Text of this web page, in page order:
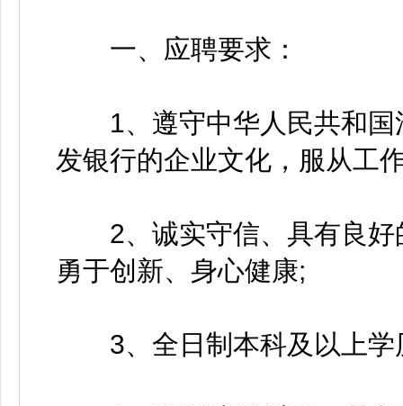
一、应聘要求：
1、遵守中华人民共和国
发银行的企业文化，服从工
2、诚实守信、具有良好
勇于创新、身心健康;
3、全日制本科及以上学